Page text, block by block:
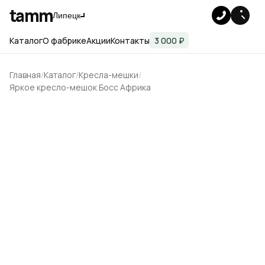
tammЛипецк
КаталогО фабрикеАкцииКонтакты 3 000 ₽
Главная Каталог Кресла-мешки
Яркое кресло-мешок Босс Африка